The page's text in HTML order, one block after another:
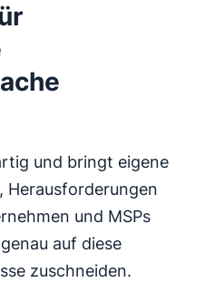
und bringt eigene
Herausforderungen
und MSPs
auf diese
zuschneiden.